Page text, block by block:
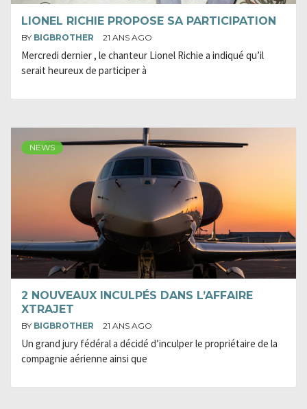
LIONEL RICHIE PROPOSE SA PARTICIPATION
BY BIGBROTHER 21 ANS AGO
Mercredi dernier , le chanteur Lionel Richie a indiqué qu’il
serait heureux de participer à
NEWS
2 NOUVEAUX INCULPÉS DANS L’AFFAIRE
XTRAJET
BY BIGBROTHER 21 ANS AGO
Un grand jury fédéral a décidé d’inculper le propriétaire de la
compagnie aérienne ainsi que